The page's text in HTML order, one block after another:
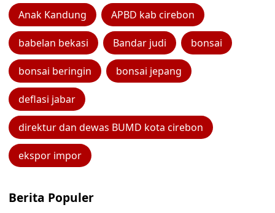
Anak Kandung APBD kab cirebon
babelan bekasi Bandar judi bonsai
bonsai beringin bonsai jepang
deflasi jabar
direktur dan dewas BUMD kota cirebon
ekspor impor
Berita Populer